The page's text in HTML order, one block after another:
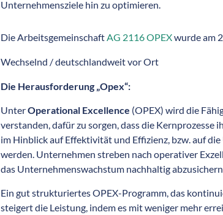
Unternehmensziele hin zu optimieren.
Die ArbeitsgemeinschaftAG 2116 OPEXwurde am
Wechselnd / deutschlandweit vor Ort
Die Herausforderung „Opex“:
UnterOperational Excellence (OPEX) wird die
verstanden, dafür zu sorgen, dass die
im Hinblick auf Effektivität und Effizienz, bzw. auf
werden. Unternehmen streben nach operativer
das Unternehmenswachstum nachhaltig
Ein gut strukturiertes OPEX-Programm, das
steigert die Leistung, indem es mit weniger mehr